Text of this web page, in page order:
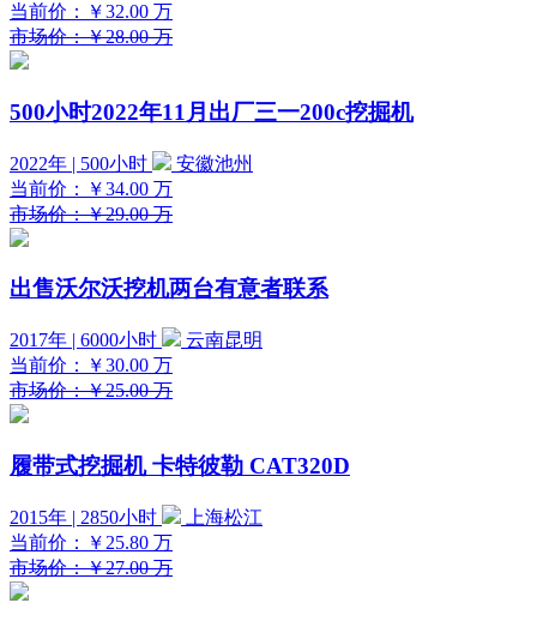
当前价：
￥32.00 万
市场价：￥28.00 万
500小时2022年11月出厂三一200c挖掘机
2022年 | 500小时
安徽池州
当前价：
￥34.00 万
市场价：￥29.00 万
出售沃尔沃挖机两台有意者联系
2017年 | 6000小时
云南昆明
当前价：
￥30.00 万
市场价：￥25.00 万
履带式挖掘机 卡特彼勒 CAT320D
2015年 | 2850小时
上海松江
当前价：
￥25.80 万
市场价：￥27.00 万